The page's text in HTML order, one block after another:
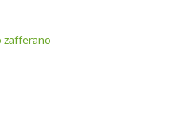
zafferano